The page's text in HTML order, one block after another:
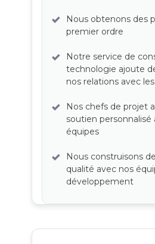
Nous obtenons des
premier ordre
Notre service de
technologie ajoute
nos relations avec
Nos chefs de projet
soutien personnalisé
équipes
Nous construisons
qualité avec nos
développement